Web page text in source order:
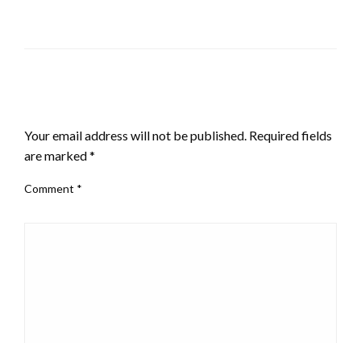
Your email address will not be published. Required fields
are marked*
Comment *